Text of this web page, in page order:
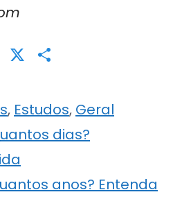
T
e
gr
a
m
X
ar
e
, Estudos, Geral
dias?
anos? Entenda